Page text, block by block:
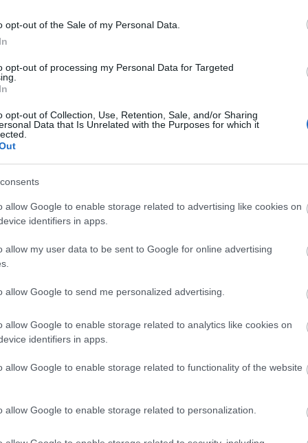
opt-out of the Sale of my Personal Data.
opt-out of processing my Personal Data for Targeted
opt-out of Collection, Use, Retention, Sale, and/or Sharing
Data that Is Unrelated with the Purposes for which it
allow Google to enable storage related to advertising like cookies on
identifiers in apps.
allow my user data to be sent to Google for online advertising
allow Google to send me personalized advertising.
allow Google to enable storage related to analytics like cookies on
identifiers in apps.
allow Google to enable storage related to functionality of the website
allow Google to enable storage related to personalization.
megelőzően a telekalakítás megtörtént, a
pályákat is terveznek
- egyebek mellett - a következő
négyzetméter és befogadóképessége
megrendezésére alkalmas
nagycsarnok és kiscsarnok, bejáratok,
funkciók. A második szinten bejáratok, előcsarnok,
funkciók kapnának helyet, míg a harmadik
a gazdasági funkciókat, valamint a szabadtéri
épületeként, géptárolóként, és -mosóként
kötné össze, bejárati közösségi térrel, alatta fedett
zöldfelületeket, parkolókat, utakat és
kültéri fitnesst, parkot, felszíni parkolókat is
épületként funkcionálna nettó 2745
helyet az alábbi helyiségek:
A